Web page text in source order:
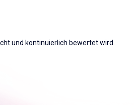
und kontinuierlich bewertet wird.